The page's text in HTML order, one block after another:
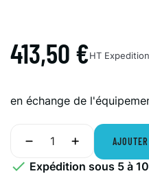
413,50 €HT
en échange de
 Expédition sous 5 à